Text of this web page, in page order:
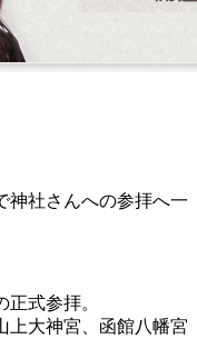
神社さんへの参拝へ一
式参拝。
上大神宮、函館八幡宮